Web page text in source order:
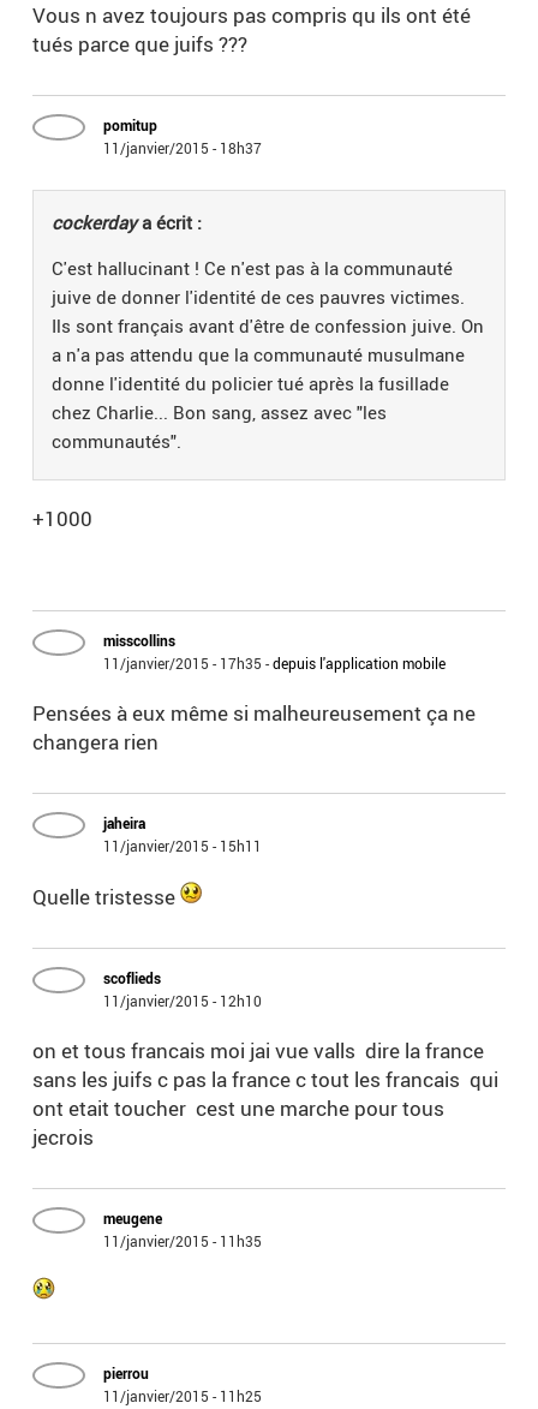
Vous n avez toujours pas compris qu ils ont été
tués parce que juifs ???
pomitup
11/janvier/2015 - 18h37
cockerdaya écrit :
C'est hallucinant ! Ce n'est pas à la communauté
juive de donner l'identité de ces pauvres victimes.
Ils sont français avant d'être de confession juive. On
a n'a pas attendu que la communauté musulmane
donne l'identité du policier tué après la fusillade
chez Charlie... Bon sang, assez avec "les
communautés".
+1000
misscollins
11/janvier/2015 - 17h35 -depuis l'application mobile
Pensées à eux même si malheureusement ça ne
changera rien
jaheira
11/janvier/2015 - 15h11
Quelle tristesse
scoflieds
11/janvier/2015 - 12h10
on et tous francais moi jai vue valls dire la france
sans les juifs c pas la france c tout les francais qui
ont etait toucher cest une marche pour tous
jecrois
meugene
11/janvier/2015 - 11h35
pierrou
11/janvier/2015 - 11h25